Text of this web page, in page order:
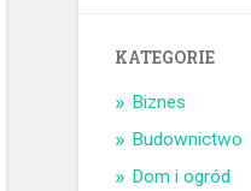
KATEGORIE
Biznes
Budownictwo
Dom i ogród